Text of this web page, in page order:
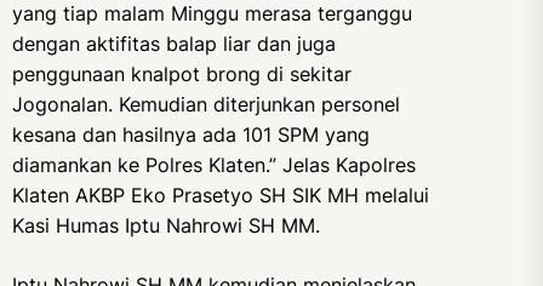
yang tiap malam Minggu merasa terganggu
dengan aktifitas balap liar dan juga
penggunaan knalpot brong di sekitar
Jogonalan. Kemudian diterjunkan personel
kesana dan hasilnya ada 101 SPM yang
diamankan ke Polres Klaten.” Jelas Kapolres
Klaten AKBP Eko Prasetyo SH SIK MH melalui
Kasi Humas Iptu Nahrowi SH MM.